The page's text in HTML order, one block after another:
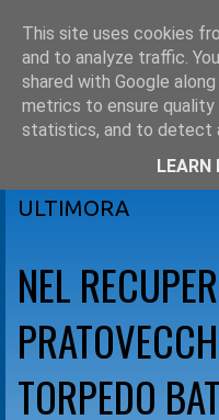
martedì 19 febbraio 2008
ULTIMORA
NEL
TORPEDO
This site uses cookies
and to analyze traffic.
shared with Google
metrics to ensure
statistics, and to detect
LEARN